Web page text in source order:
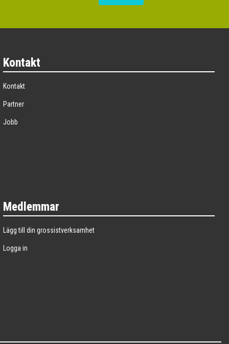
Kontakt
Kontakt
Partner
Jobb
Medlemmar
Lägg till din grossistverksamhet
Logga in